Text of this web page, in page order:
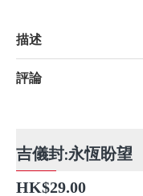
描述
評論
吉儀封:永恆盼望
HK$29.00